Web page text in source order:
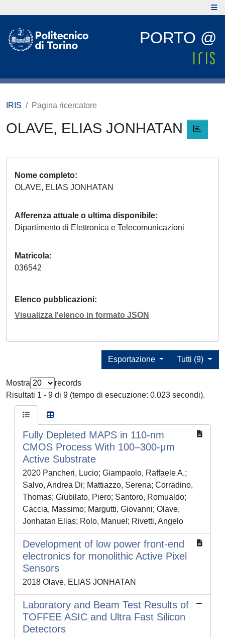
PORTO @
IRIS Pagina ricercatore
OLAVE, ELIAS JONHATAN
Nome completo
OLAVE, ELIAS JONHATAN
Afferenza attuale o ultima disponibile
Dipartimento di Elettronica e Telecomunicazioni
Matricola
036542
Elenco pubblicazioni
Visualizza l'elenco in formato JSON
Tutti (9)
Esportazione
Mostra
records
Risultati 1 - 9 di 9 (tempo di esecuzione: 0.023 secondi).
Fully Depleted MAPS in 110-nm
CMOS Process With 100–300-μm
Active Substrate
2020 Pancheri, Lucio; Giampaolo, Raffaele A.;
Salvo, Andrea Di; Mattiazzo, Serena; Corradino,
Thomas; Giubilato, Piero; Santoro, Romualdo;
Caccia, Massimo; Margutti, Giovanni; Olave,
Jonhatan Elias; Rolo, Manuel; Rivetti, Angelo
Development of low power front-end
electronics for monolithic Active Pixel
Sensors
2018 Olave, ELIAS JONHATAN
Laboratory and Beam Test Results of
TOFFEE ASIC and Ultra Fast Silicon
Detectors